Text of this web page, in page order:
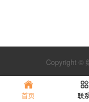
Copyright ©
首页 联